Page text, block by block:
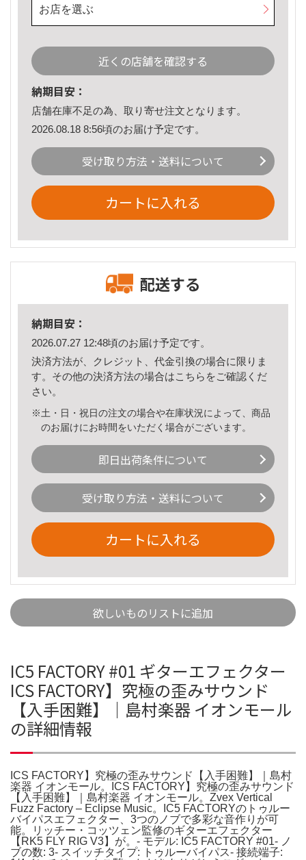
お店を選ぶ
近くの店舗を確認する
納期目安：
店舗在庫不足の為、取り寄せ注文となります。
2026.08.18 8:56頃のお届け予定です。
受け取り方法・送料について
カートに入れる
配送する
納期目安：
2026.07.27 12:48頃のお届け予定です。
決済方法が、クレジット、代金引換の場合に限りま
す。その他の決済方法の場合はこちら をご確認くだ
さい。
※土・日・祝日の注文の場合や在庫状況によって、商品
のお届けにお時間をいただく場合がございます。
即日出荷条件について
受け取り方法・送料について
カートに入れる
欲しいものリストに追加
IC5 FACTORY #01 ギターエフェクター
ICS FACTORY】究極の歪みサウンド
【入手困難】｜島村楽器 イオンモール
の詳細情報
ICS FACTORY】究極の歪みサウンド【入手困難】｜島村
楽器 イオンモール。ICS FACTORY】究極の歪みサウンド
【入手困難】｜島村楽器 イオンモール。Zvex Vertical
Fuzz Factory – Eclipse Music。IC5 FACTORYのトゥルー
バイパスエフェクター、3つのノブで多彩な音作りが可
能。リッチー・コッツェン監修のギターエフェクター
【RK5 FLY RIG V3】が。- モデル: IC5 FACTORY #01- ノ
ブの数: 3- スイッチタイプ: トゥルーバイパス- 接続端子: